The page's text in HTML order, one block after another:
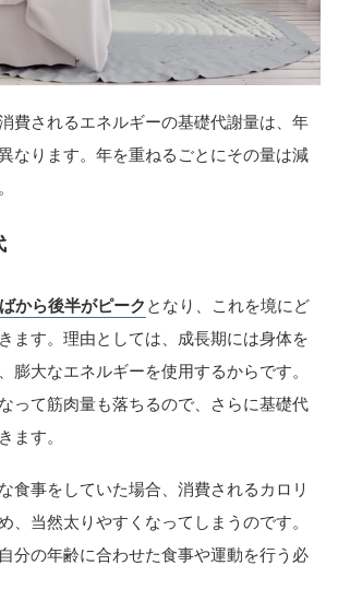
費されるエネルギーの基礎代謝量は、年
なります。年を重ねるごとにその量は減
から後半がピーク となり、これを境にど
ます。理由としては、成長期には身体を
膨大なエネルギーを使用するからです。
って筋肉量も落ちるので、さらに基礎代
ます。
食事をしていた場合、消費されるカロリ
、当然太りやすくなってしまうのです。
分の年齢に合わせた食事や運動を行う必